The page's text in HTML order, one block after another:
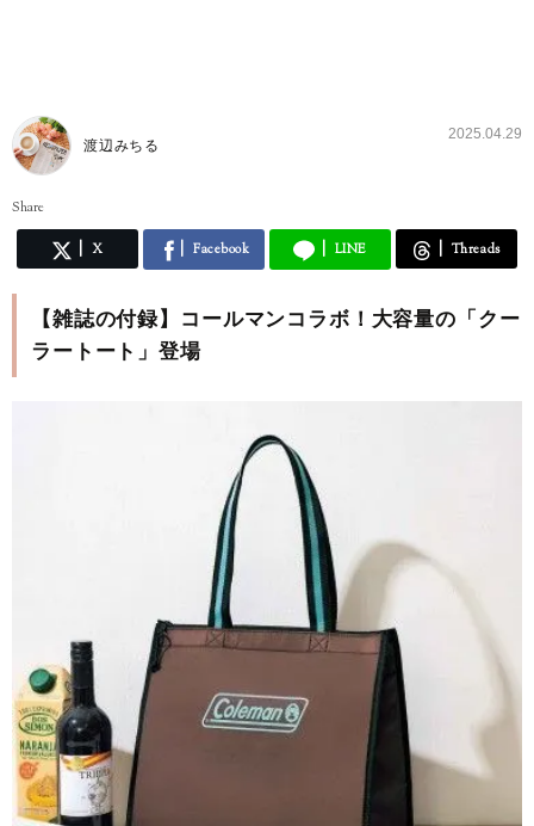
渡辺みちる
2025.04.29
Share
X Facebook LINE Threads
【雑誌の付録】コールマンコラボ！大容量の「クー
ラートート」登場